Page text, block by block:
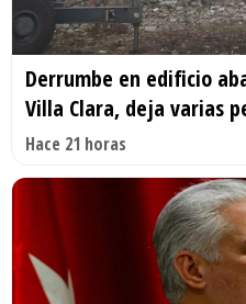
Derrumbe en edificio
Villa Clara, deja varias
Hace 21 horas